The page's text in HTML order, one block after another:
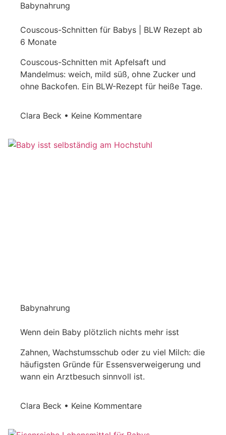
Babynahrung
Couscous-Schnitten für Babys | BLW Rezept ab
6 Monate
Couscous-Schnitten mit Apfelsaft und
Mandelmus: weich, mild süß, ohne Zucker und
ohne Backofen. Ein BLW-Rezept für heiße Tage.
Clara Beck Keine Kommentare
Babynahrung
Wenn dein Baby plötzlich nichts mehr isst
Zahnen, Wachstumsschub oder zu viel Milch: die
häufigsten Gründe für Essensverweigerung und
wann ein Arztbesuch sinnvoll ist.
Clara Beck Keine Kommentare